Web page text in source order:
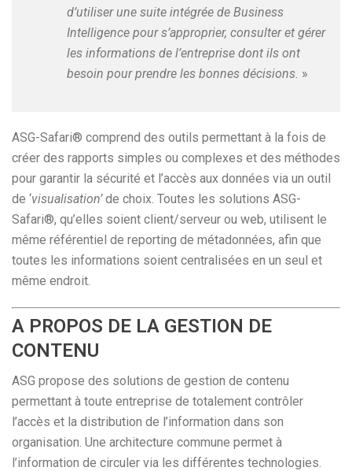
d’utiliser une suite intégrée de Business
Intelligence pour s’approprier, consulter et gérer
les informations de l’entreprise dont ils ont
besoin pour prendre les bonnes décisions. »
ASG-Safari® comprend des outils permettant à la fois de
créer des rapports simples ou complexes et des méthodes
pour garantir la sécurité et l’accès aux données via un outil
de ‘visualisation’de choix. Toutes les solutions ASG-
Safari®, qu’elles soient client/serveur ou web, utilisent le
même référentiel de reporting de métadonnées, afin que
toutes les informations soient centralisées en un seul et
même endroit.
A PROPOS DE LA GESTION DE
CONTENU
ASG propose des solutions de gestion de contenu
permettant à toute entreprise de totalement contrôler
l’accès et la distribution de l’information dans son
organisation. Une architecture commune permet à
l’information de circuler via les différentes technologies.